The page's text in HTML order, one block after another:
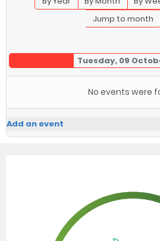
Jump to month
Tuesday, 09
No events were
Add an event